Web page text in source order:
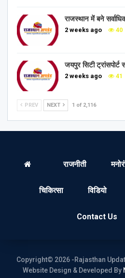
राजस्थान में बने
2 weeks ago 40
जयपुर सिटी ट्रांसपोर्ट
2 weeks ago 41
PREV NEXT 1 of 2,116
राजनीती
चिकित्सा विडियो
Contact Us
Copyright© 2026 -Rajasthan
Website Design & Developed By